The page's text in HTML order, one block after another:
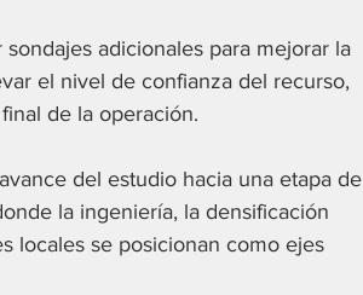
adicionales para mejorar la
el nivel de confianza del recurso,
de la operación.
del estudio hacia una etapa de
la ingeniería, la densificación
locales se posicionan como ejes